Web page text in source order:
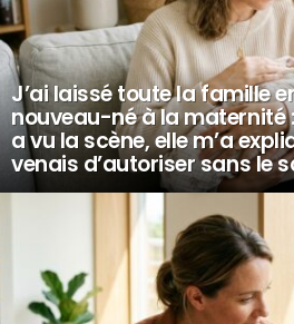
J’ai laissé toute la famille
nouveau-né à la maternité
a vu la scène, elle m’a
venais d’autoriser sans le